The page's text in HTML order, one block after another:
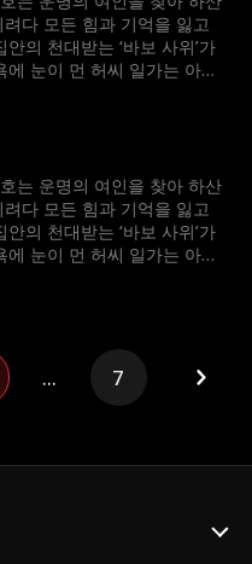
다 모든 힘과 기억을 잃고
의 천대받는 ‘바보 사위’가
에 눈이 먼 허씨 일가는 아내
위해 그는 다시 ‘바보’를 연
힌 이들에게 처절한 복수를 시
는 운명의 여인을 찾아 하산
다 모든 힘과 기억을 잃고
의 천대받는 ‘바보 사위’가
에 눈이 먼 허씨 일가는 아내
힌 이들에게 처절한 복수를 시
... 7